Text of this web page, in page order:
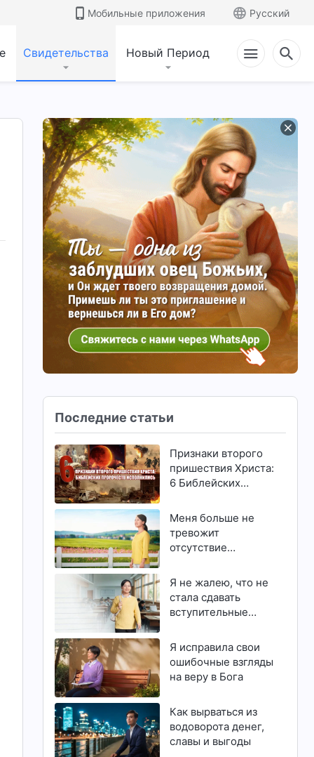
Мобильные приложения Русский
Свидетельства Новый Период
Последние статьи
Признаки второго
пришествия Христа:
6 Библейских
исполнились
Меня больше не
тревожит
отсутствие
талантов
Я не жалею, что не
стала сдавать
вступительные
магистратуру
Я исправила свои
ошибочные взгляды
на веру в Бога
Как вырваться из
водоворота денег,
славы и выгоды